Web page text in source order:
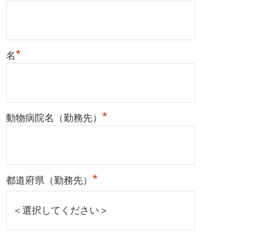
名*
動物病院名（勤務先） *
都道府県（勤務先） *